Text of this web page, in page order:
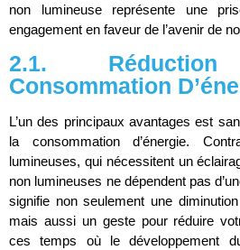
non lumineuse représente une
engagement en faveur de l’avenir de
2.1.
Consommation
L’un des principaux avantages est
la consommation d’énergie.
lumineuses, qui nécessitent un
non lumineuses ne dépendent pas
signifie non seulement une
mais aussi un geste pour réduire
ces temps où le développement